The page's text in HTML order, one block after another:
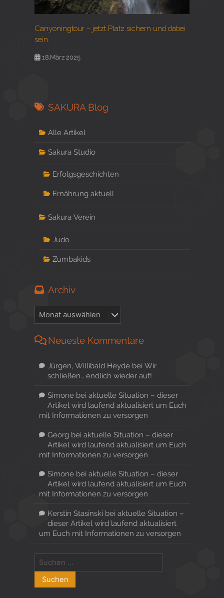
Canyoningtour – jetzt Platz sichern und dabei
sein
18.März 2025
SAKURA Blog
Alle Artikel
Sakura Studio
Erfolgsgeschichten
Ernährung aktuell
Sakura Verein
Judo
Zumbakids
Archiv
Neueste Kommentare
Jürgen, Willibald Heydebei Wir
schließen… endlich wieder auf!
Simonebei aktuelle Situation – dieser
Artikel wird laufend aktualisiert um Euch
mit Informationen zu versorgen
Georg bei aktuelle Situation – dieser
Artikel wird laufend aktualisiert um Euch
mit Informationen zu versorgen
Simonebei aktuelle Situation – dieser
Artikel wird laufend aktualisiert um Euch
mit Informationen zu versorgen
Kerstin Stasinski bei aktuelle Situation –
dieser Artikel wird laufend aktualisiert
um Euch mit Informationen zu versorgen